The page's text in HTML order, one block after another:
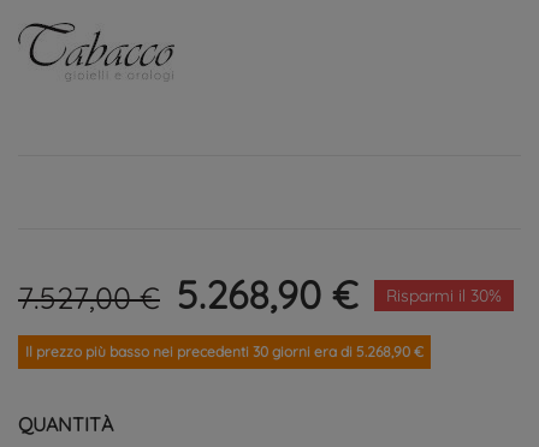
7.527,00 € 5.268,90 € Risparmi il 30%
Il prezzo più basso nei precedenti 30 giorni era di 5.268,90 €
QUANTITÀ